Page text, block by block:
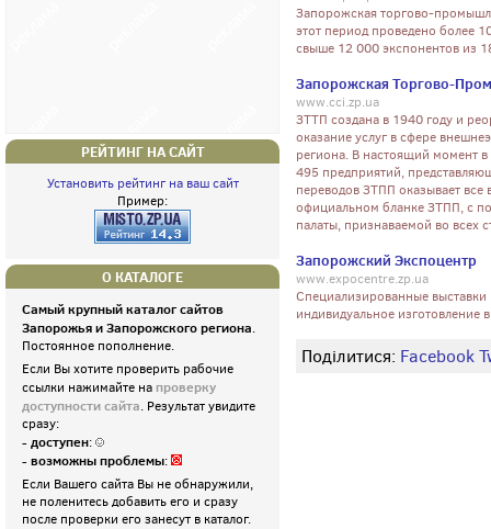
РЕЙТИНГ НА САЙТ
Установить рейтинг на ваш сайт
Пример:
О КАТАЛОГЕ
Самый крупный каталог сайтов
Запорожья и Запорожского региона.
Постоянное пополнение.
Если Вы хотите проверить рабочие
ссылки нажимайте на проверку
доступности сайта. Результат увидите
сразу:
- доступен:
- возможны проблемы:
Если Вашего сайта Вы не обнаружили,
не поленитесь добавить его и сразу
после проверки его занесут в каталог.
Запорожская торгово-
этот период проведено более
свыше 12 000 экспонентов из
Запорожская Торгово-
www.cci.zp.ua
ЗТТП создана в 1940 году и
оказание услуг в сфере
региона. В настоящий момент в
495 предприятий,
переводов ЗТПП оказывает все
официальном бланке ЗТПП, с
палаты, признаваемой во всех
Запорожский Экспоцентр
www.expocentre.zp.ua
Специализированные
индивидуальное изготовление
Поділитися: Facebook